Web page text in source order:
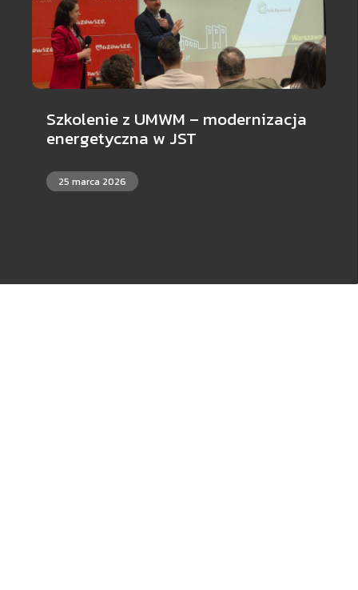
Szkolenie z UMWM – modernizacja
energetyczna w JST
25 marca 2026